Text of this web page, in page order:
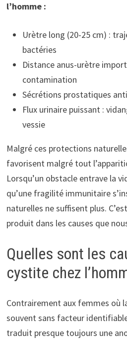
l’homme :
Urètre long (20-25 cm) :
bactéries
Distance anus-urètre
contamination
Sécrétions prostatiques
Flux urinaire puissant :
vessie
Malgré ces protections
favorisent malgré tout
Lorsqu’un obstacle entrave la
qu’une fragilité immunitaire
naturelles ne suffisent plus.
produit dans les causes que
Quelles sont les
cystite chez
Contrairement aux femmes où
souvent sans facteur
traduit presque toujours une